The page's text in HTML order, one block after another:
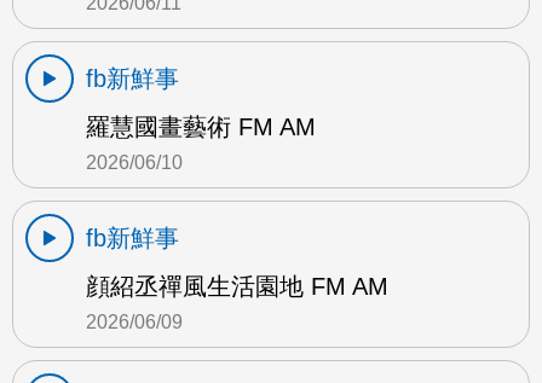
fb新鮮事
羅慧國畫藝術 FM AM
2026/06/10
fb新鮮事
顔紹丞禪風生活園地 FM AM
2026/06/09